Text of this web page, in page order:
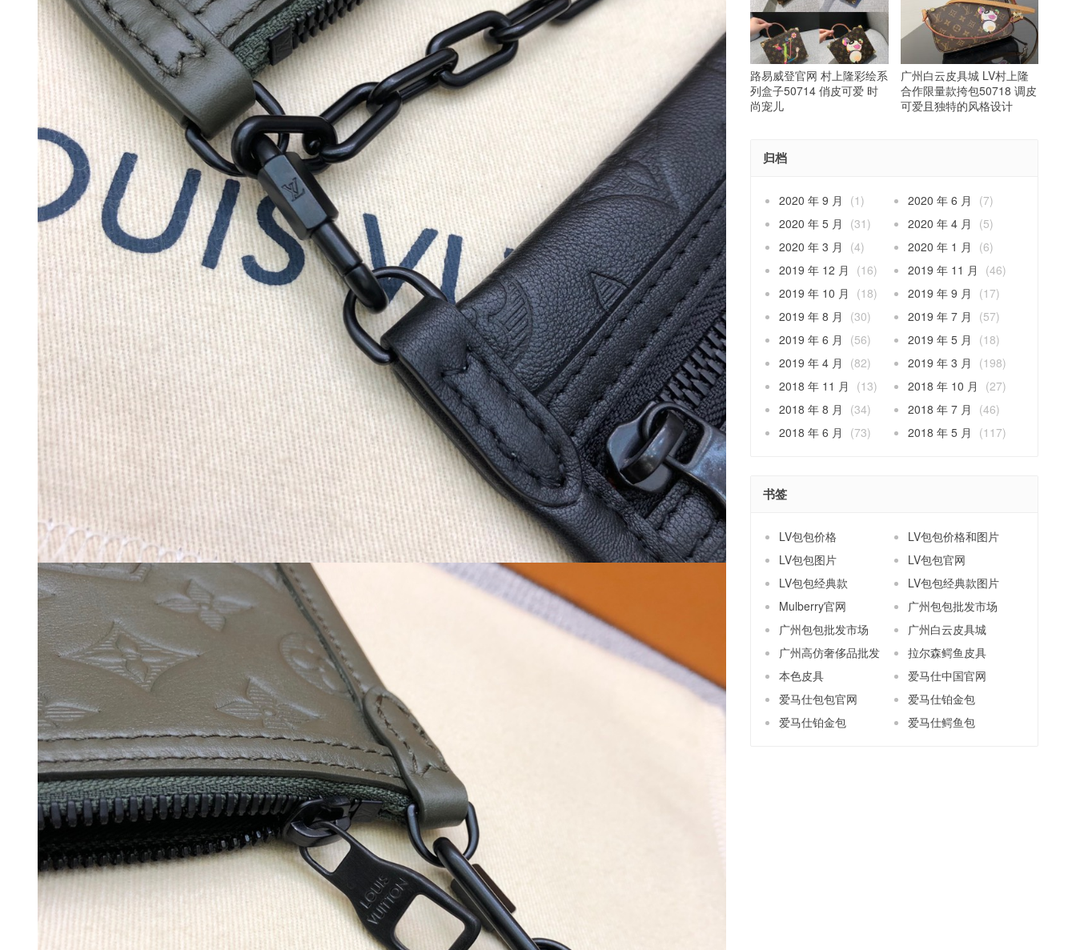
路易威登官网 村上隆彩绘系
列盒子50714 俏皮可爱 时
尚宠儿
广州白云皮具城 LV村上隆
合作限量款挎包50718 调皮
可爱且独特的风格设计
归档
2020 年 9 月 (1) 2020 年 6 月
(7)
2020 年 5 月
(31) 2020 年 4 月
(5)
2020 年 3 月
(4) 2020 年 1 月
(6)
2019 年 12 月
(16) 2019 年 11 月
(46)
2019 年 10 月
(18) 2019 年 9 月
(17)
2019 年 8 月
(30) 2019 年 7 月
(57)
2019 年 6 月
(56) 2019 年 5 月
(18)
2019 年 4 月
(82) 2019 年 3 月
(198)
2018 年 11 月
(13) 2018 年 10 月
(27)
2018 年 8 月
(34) 2018 年 7 月
(46)
2018 年 6 月
(73) 2018 年 5 月 (117)
书签
LV包包价格
LV包包价格和图片
LV包包图片
LV包包官网
LV包包经典款
LV包包经典款图片
Mulberry官网
广州包包批发市场
广州包包批发市场
广州白云皮具城
广州高仿奢侈品批发
拉尔森鳄鱼皮具
本色皮具
爱马仕中国官网
爱马仕包包官网
爱马仕铂金包
爱马仕铂金包
爱马仕鳄鱼包